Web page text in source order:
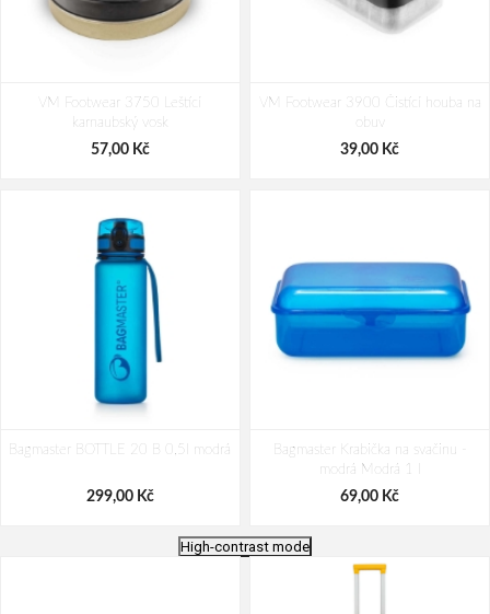
VM Footwear 3750 Leštící
karnaubský vosk
57,00 Kč
VM Footwear 3900 Čistící houba na
obuv
39,00 Kč
Bagmaster BOTTLE 20 B 0,5l modrá
299,00 Kč
Bagmaster Krabička na svačinu -
modrá Modrá 1 l
69,00 Kč
High-contrast mode